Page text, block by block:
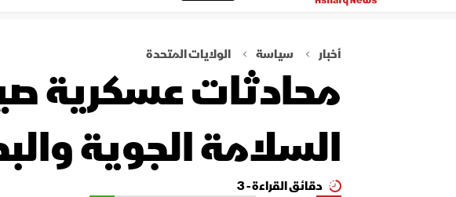
أخبار سياسة الولايات المتحدة
محادثات عسكرية
السلامة الجوية
دقائق القراءة - 3